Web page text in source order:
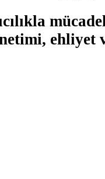
ehliyet